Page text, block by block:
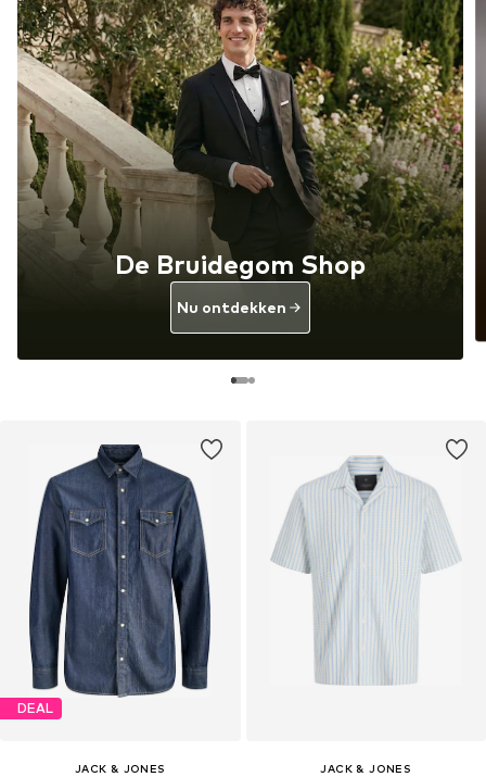
DEAL
JACK & JONES
JACK & JONES
De Bruidegom Shop
Nu ontdekken